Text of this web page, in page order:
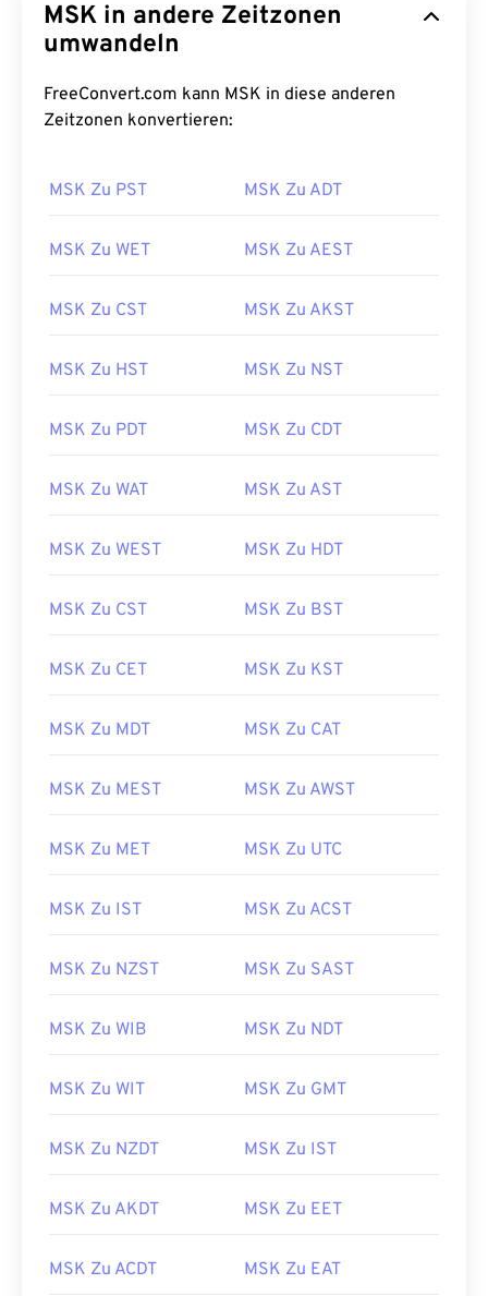
MSK in andere Zeitzonen
umwandeln
FreeConvert.com kann MSK in diese anderen
Zeitzonen konvertieren:
MSK Zu PST MSK Zu ADT
MSK Zu WET MSK Zu AEST
MSK Zu CST MSK Zu AKST
MSK Zu HST MSK Zu NST
MSK Zu PDT MSK Zu CDT
MSK Zu WAT MSK Zu AST
MSK Zu WEST MSK Zu HDT
MSK Zu CST MSK Zu BST
MSK Zu CET MSK Zu KST
MSK Zu MDT MSK Zu CAT
MSK Zu MEST MSK Zu AWST
MSK Zu MET MSK Zu UTC
MSK Zu IST MSK Zu ACST
MSK Zu NZST MSK Zu SAST
MSK Zu WIB MSK Zu NDT
MSK Zu WIT MSK Zu GMT
MSK Zu NZDT MSK Zu IST
MSK Zu AKDT MSK Zu EET
MSK Zu ACDT MSK Zu EAT